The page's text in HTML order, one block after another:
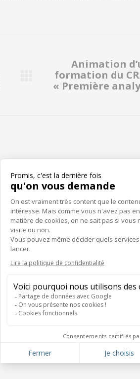
Onglet
suivant
Animation
formation du
« Première